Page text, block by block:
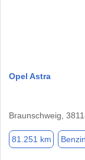
Opel Astra
Braunschweig,
81.251 km Benzin